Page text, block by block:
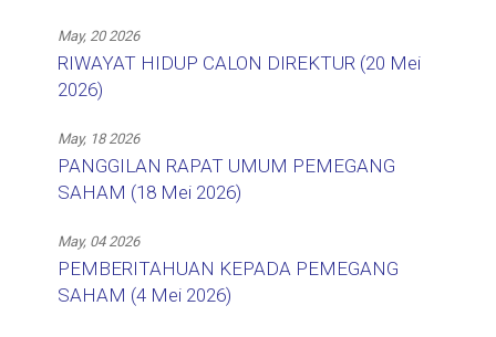
May, 20 2026
RIWAYAT HIDUP CALON DIREKTUR (20 Mei
2026)
May, 18 2026
PANGGILAN RAPAT UMUM PEMEGANG
SAHAM (18 Mei 2026)
May, 04 2026
PEMBERITAHUAN KEPADA PEMEGANG
SAHAM (4 Mei 2026)